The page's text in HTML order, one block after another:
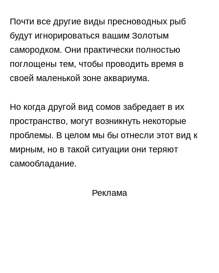
Почти все другие виды пресноводных рыб
будут игнорироваться вашим Золотым
самородком. Они практически полностью
поглощены тем, чтобы проводить время в
своей маленькой зоне аквариума.
Но когда другой вид сомов забредает в их
пространство, могут возникнуть некоторые
проблемы. В целом мы бы отнесли этот вид к
мирным, но в такой ситуации они теряют
самообладание.
Реклама